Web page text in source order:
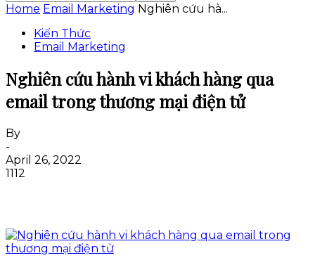
Home Email Marketing Nghiên cứu hà...
Kiến Thức
Email Marketing
Nghiên cứu hành vi khách hàng qua
email trong thương mại điện tử
By
-
April 26, 2022
1112